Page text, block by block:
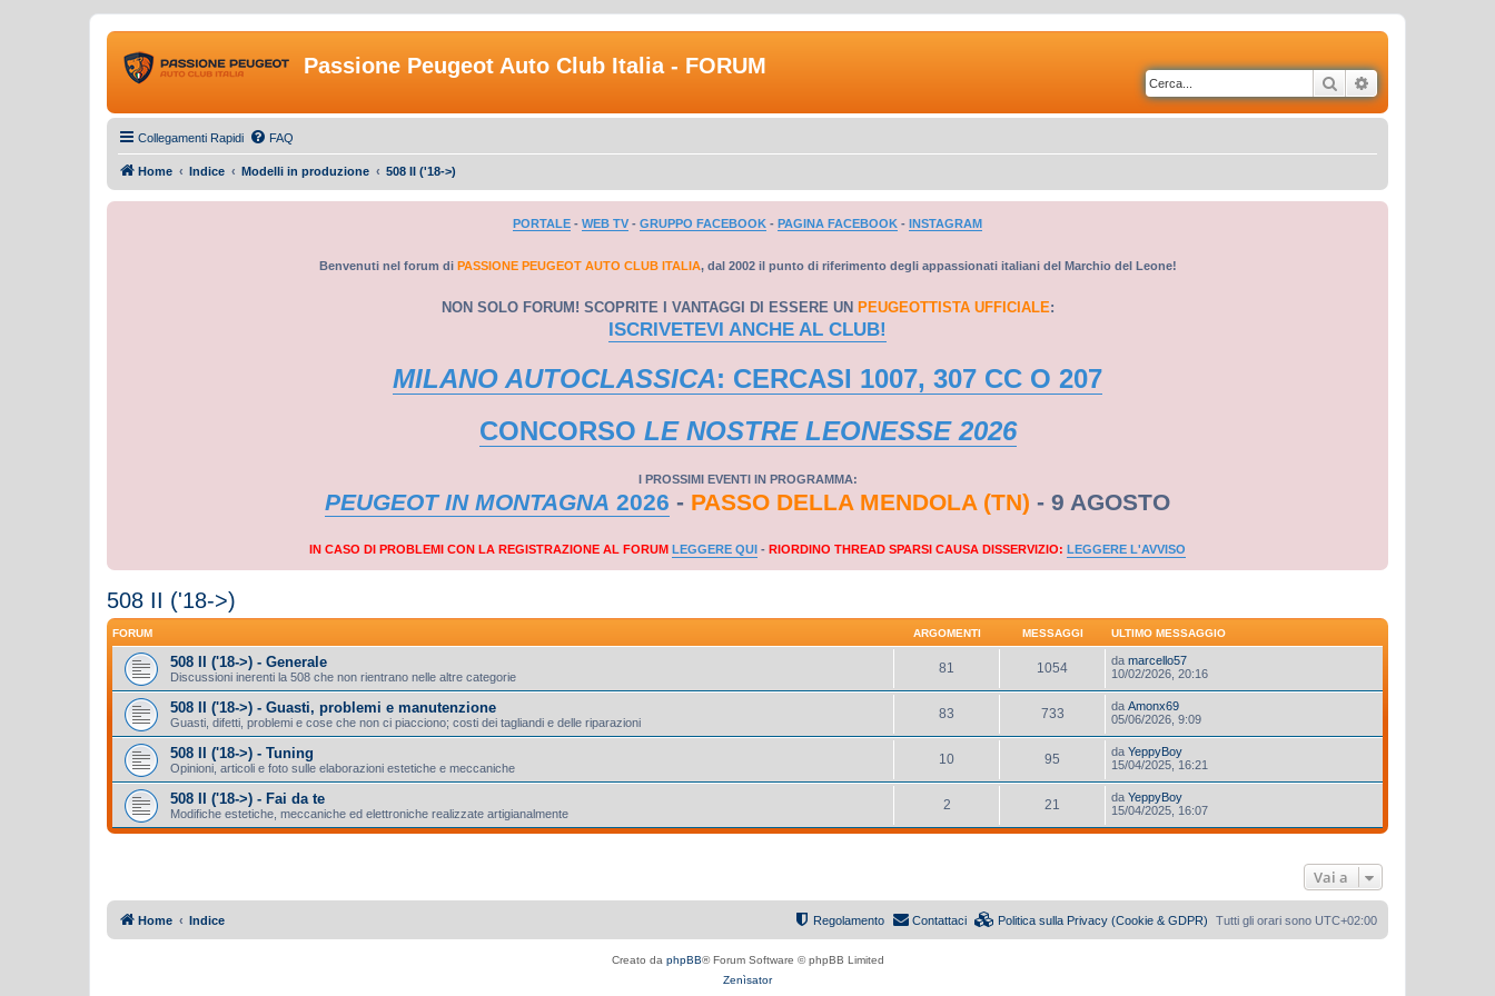
Passione Peugeot Auto Club Italia - FORUM
Cerca
Collegamenti Rapidi FAQ
Home Indice Modelli in produzione 508 II ('18->)
PORTALE - WEB TV - GRUPPO FACEBOOK - PAGINA FACEBOOK - INSTAGRAM
Benvenuti nel forum di PASSIONE PEUGEOT AUTO CLUB ITALIA, dal 2002 il punto di riferimento degli appassionati italiani del Marchio del Leone!
NON SOLO FORUM! SCOPRITE I VANTAGGI DI ESSERE UN PEUGEOTTISTA UFFICIALE:
ISCRIVETEVI ANCHE AL CLUB!
MILANO AUTOCLASSICA: CERCASI 1007, 307 CC O 207
CONCORSO LE NOSTRE LEONESSE 2026
I PROSSIMI EVENTI IN PROGRAMMA:
PEUGEOT IN MONTAGNA 2026 - PASSO DELLA MENDOLA (TN) - 9 AGOSTO
IN CASO DI PROBLEMI CON LA REGISTRAZIONE AL FORUM LEGGERE QUI - RIORDINO THREAD SPARSI CAUSA DISSERVIZIO: LEGGERE L'AVVISO
508 II ('18->)
FORUM ARGOMENTI MESSAGGI ULTIMO MESSAGGIO
508 II ('18->) - Generale
Discussioni inerenti la 508 che non rientrano nelle altre categorie
81 1054 da marcello57
10/02/2026, 20:16
508 II ('18->) - Guasti, problemi e manutenzione
Guasti, difetti, problemi e cose che non ci piacciono; costi dei tagliandi e delle riparazioni
83 733 da Amonx69
05/06/2026, 9:09
508 II ('18->) - Tuning
Opinioni, articoli e foto sulle elaborazioni estetiche e meccaniche
10 95 da YeppyBoy
15/04/2025, 16:21
508 II ('18->) - Fai da te
Modifiche estetiche, meccaniche ed elettroniche realizzate artigianalmente
2 21 da YeppyBoy
15/04/2025, 16:07
Vai a
Home Indice Tutti gli orari sono UTC+02:00
Politica sulla Privacy (Cookie & GDPR)
Contattaci
Regolamento
Creato da phpBB® Forum Software © phpBB Limited
Zenìsator